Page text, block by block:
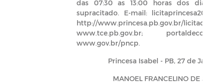
das 07:30 as 13:00 horas dos dias
supracitado. E-mail:
http://www.princesa.pb.gov.br/licitacoes;
www.tce.pb.gov.br;
www.gov.br/pncp.
Princesa Isabel - PB, 27 de
MANOEL FRANCELINO DE